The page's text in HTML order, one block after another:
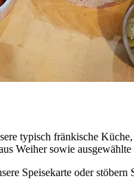
typisch fränkische
Weiher sowie
Speisekarte oder stöbern